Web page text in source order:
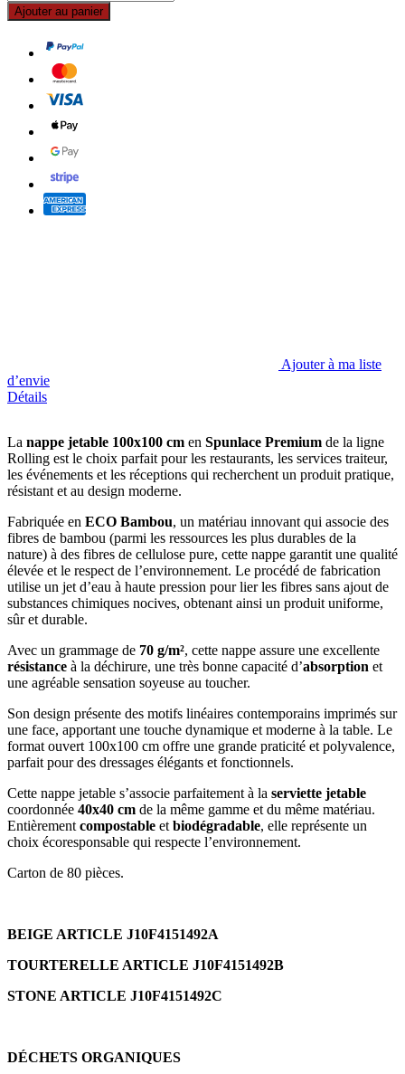
Ajouter au panier
Ajouter à ma liste
d’envie
Détails
La nappe jetable 100x100 cm en Spunlace Premium de la ligne
Rolling est le choix parfait pour les restaurants, les services traiteur,
les événements et les réceptions qui recherchent un produit pratique,
résistant et au design moderne.
Fabriquée en ECO Bambou, un matériau innovant qui associe des
fibres de bambou (parmi les ressources les plus durables de la
nature) à des fibres de cellulose pure, cette nappe garantit une qualité
élevée et le respect de l’environnement. Le procédé de fabrication
utilise un jet d’eau à haute pression pour lier les fibres sans ajout de
substances chimiques nocives, obtenant ainsi un produit uniforme,
sûr et durable.
Avec un grammage de 70 g/m², cette nappe assure une excellente
résistance à la déchirure, une très bonne capacité d’absorption et
une agréable sensation soyeuse au toucher.
Son design présente des motifs linéaires contemporains imprimés sur
une face, apportant une touche dynamique et moderne à la table. Le
format ouvert 100x100 cm offre une grande praticité et polyvalence,
parfait pour des dressages élégants et fonctionnels.
Cette nappe jetable s’associe parfaitement à la serviette jetable
coordonnée 40x40 cm de la même gamme et du même matériau.
Entièrement compostable et biodégradable, elle représente un
choix écoresponsable qui respecte l’environnement.
Carton de 80 pièces.
BEIGE ARTICLE J10F4151492A
TOURTERELLE ARTICLE J10F4151492B
STONE ARTICLE J10F4151492C
DÉCHETS ORGANIQUES